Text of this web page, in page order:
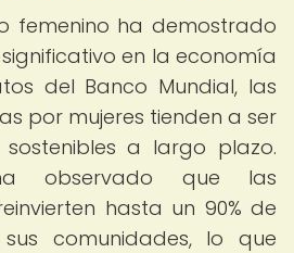
femenino ha demostrado
en la economía
del Banco Mundial, las
por mujeres tienden a ser
a largo plazo.
observado que las
hasta un 90% de
comunidades, lo que